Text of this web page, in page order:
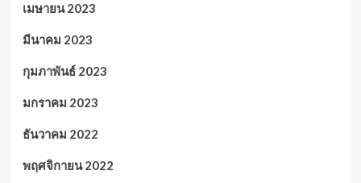
เมษายน 2023
มีนาคม 2023
กุมภาพันธ์ 2023
มกราคม 2023
ธันวาคม 2022
พฤศจิกายน 2022